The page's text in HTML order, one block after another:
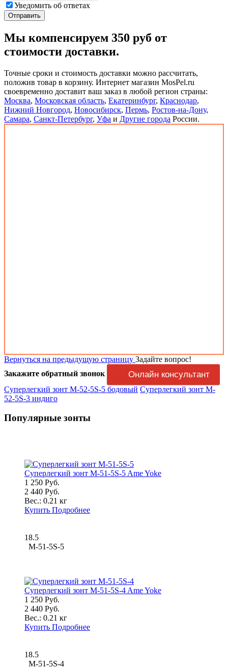
Уведомить об ответах
Мы компенсируем 350 руб от
стоимости доставки.
Точные сроки и стоимость доставки можно рассчитать,
положив товар в корзину. Интернет магазин MosPel.ru
своевременно доставит ваш заказ в любой регион страны:
Москва, Московская область, Екатеринбург, Краснодар,
Нижний Новгород, Новосибирск, Пермь, Ростов-на-Дону,
Самара, Санкт-Петербург, Уфа и Другие города России.
Вернуться на предыдущую страницу Задайте вопрос!
Закажите обратный звонок
Онлайн консультант
Суперлегкий зонт M-52-5S-5 бодовый Суперлегкий зонт M-
52-5S-3 индиго
Популярные зонты
Суперлегкий зонт M-51-5S-5 Ame Yoke
1 250 Руб.
2 440 Руб.
Вес.: 0.21 кг
Купить Подробнее
18.5
M-51-5S-5
Суперлегкий зонт M-51-5S-4 Ame Yoke
1 250 Руб.
2 440 Руб.
Вес.: 0.21 кг
Купить Подробнее
18.5
M-51-5S-4